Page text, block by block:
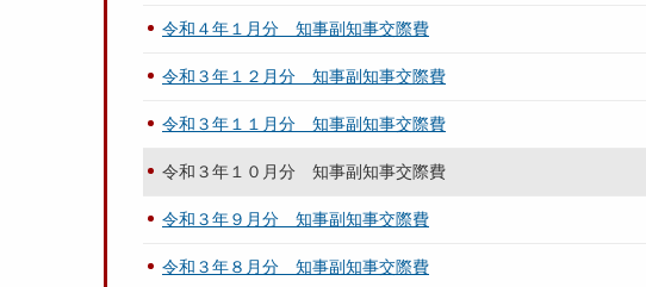
令和４年１月分 知事副知事交際費
令和３年１２月分 知事副知事交際費
令和３年１１月分 知事副知事交際費
令和３年１０月分 知事副知事交際費
令和３年９月分 知事副知事交際費
令和３年８月分 知事副知事交際費